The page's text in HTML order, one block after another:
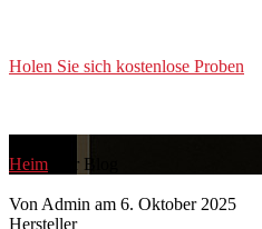
Holen Sie sich kostenlose Proben
Heim
Der Blog
Von Admin am 6. Oktober 2025
Hersteller